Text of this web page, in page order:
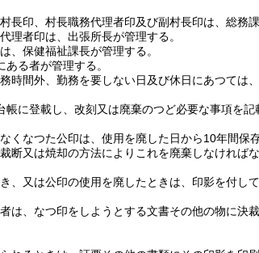
長印、村長職務代理者印及び副村長印は、総務課
理者印は、出張所長が管理する。
、保健福祉課長が管理する。
る者が管理する。
時間外、勤務を要しない日及び休日にあつては
帳に登載し、改刻又は廃棄のつど必要な事項を記
くなつた公印は、使用を廃した日から10年間保
断又は焼却の方法によりこれを廃棄しなければな
、又は公印の使用を廃したときは、印影を付し
は、なつ印をしようとする文書その他の物に決